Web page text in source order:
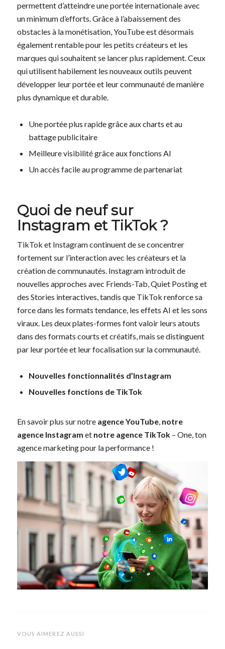
permettent d’atteindre une portée internationale avec
un minimum d’efforts. Grâce à l’abaissement des
obstacles à la monétisation, YouTube est désormais
également rentable pour les petits créateurs et les
marques qui souhaitent se lancer plus rapidement. Ceux
qui utilisent habilement les nouveaux outils peuvent
développer leur portée et leur communauté de manière
plus dynamique et durable.
Une portée plus rapide grâce aux charts et au
battage publicitaire
Meilleure visibilité grâce aux fonctions AI
Un accès facile au programme de partenariat
Quoi de neuf sur
Instagram et TikTok ?
TikTok et Instagram continuent de se concentrer
fortement sur l’interaction avec les créateurs et la
création de communautés. Instagram introduit de
nouvelles approches avec Friends-Tab, Quiet Posting et
des Stories interactives, tandis que TikTok renforce sa
force dans les formats tendance, les effets AI et les sons
viraux. Les deux plates-formes font valoir leurs atouts
dans des formats courts et créatifs, mais se distinguent
par leur portée et leur focalisation sur la communauté.
Nouvelles fonctionnalités d’Instagram
Nouvelles fonctions de TikTok
En savoir plus sur notre agence YouTube, notre
agence Instagram et notre agence TikTok– One, ton
agence marketing pour la performance !
VOUS AIMEREZ AUSSI